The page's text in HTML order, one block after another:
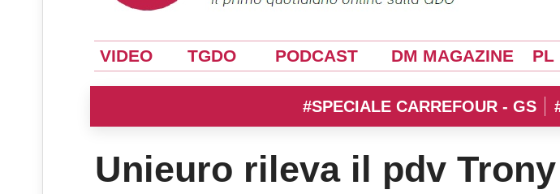
VIDEO TGDO PODCAST DM MAGAZINE PL
#SPECIALE CARREFOUR - GS
Unieuro rileva il pdv